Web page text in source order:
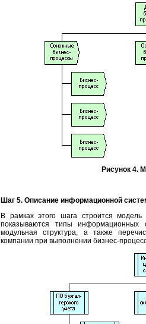
Рисунок 4.
Шаг 5. Описание информационной
В рамках этого шага строится
показываются типы
модульная структура, а также
компании при выполнении бизнес-